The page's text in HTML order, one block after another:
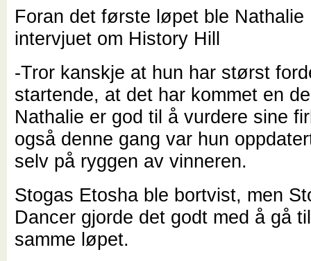
Foran det første løpet ble Nathalie
intervjuet om History Hill
-Tror kanskje at hun har størst
startende, at det har kommet en
Nathalie er god til å vurdere sine
også denne gang var hun
selv på ryggen av vinneren.
Stogas Etosha ble bortvist, men
Dancer gjorde det godt med å gå
samme løpet.